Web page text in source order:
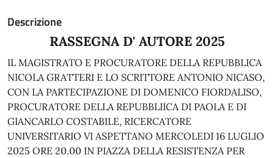
Descrizione
RASSEGNA D' AUTORE 2025
IL MAGISTRATO E PROCURATORE DELLA REPUBBLICA
NICOLA GRATTERI E LO SCRITTORE ANTONIO NICASO,
CON LA PARTECIPAZIONE DI DOMENICO FIORDALISO,
PROCURATORE DELLA REPUBBLIICA DI PAOLA E DI
GIANCARLO COSTABILE, RICERCATORE
UNIVERSITARIO VI ASPETTANO MERCOLEDI 16 LUGLIO
2025 ORE 20.00 IN PIAZZA DELLA RESISTENZA PER